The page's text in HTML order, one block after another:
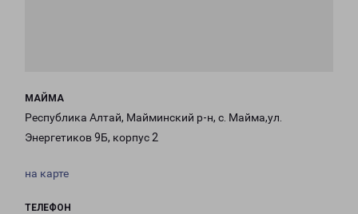
МАЙМА
Республика Алтай, Майминский р-н, с. Майма,ул.
Энергетиков 9Б, корпус 2
на карте
ТЕЛЕФОН